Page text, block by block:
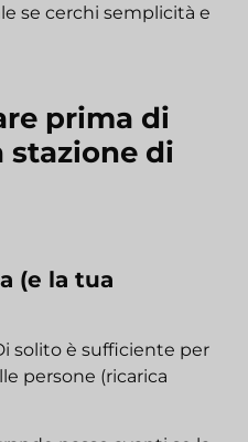
se cerchi semplicità e
prima di
stazione di
(e la tua
solito è sufficiente per
persone (ricarica